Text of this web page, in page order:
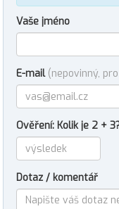
Vaše jméno
E-mail (nepovinný,
Ověření: Kolik je 2 +
Dotaz / komentář